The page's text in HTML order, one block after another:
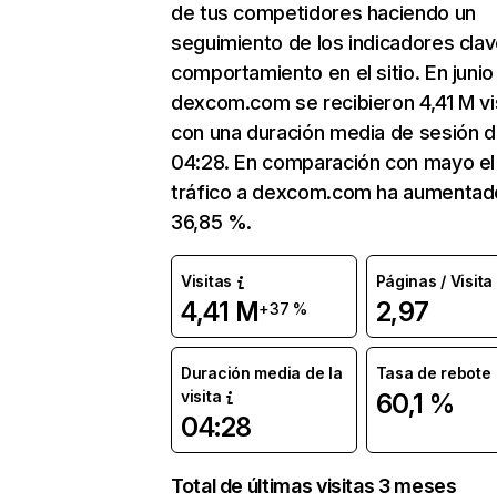
de tus competidores haciendo un
seguimiento de los indicadores
comportamiento en el sitio. En junio
dexcom.com se recibieron 4,41 M
con una duración media de sesión
04:28. En comparación con mayo el
tráfico a dexcom.com ha
36,85 %.
Visitas
4,41 M+37 %
Páginas / Visita
2,97
Duración media de la
visita
04:28
Tasa de rebote
60,1 %
Total de últimas visitas 3 meses